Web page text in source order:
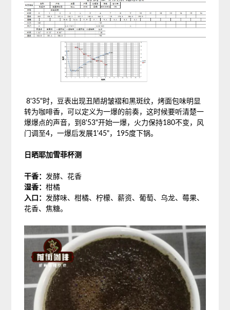
8'35"时，豆表出现丑陋胡皱褶和黑斑纹，烤面包味明显
转为咖啡香，可以定义为一爆的前奏，这时候要听清楚一
爆爆点的声音，到8'53"开始一爆，火力保持180不变，风
门调至4，一爆后发展1'45"，195度下锅。
日晒耶加雪菲杯测
干香：发酵、花香
湿香：柑橘
入口：发酵味、柑橘、柠檬、薪资、葡萄、乌龙、莓果、
花香、焦糖。